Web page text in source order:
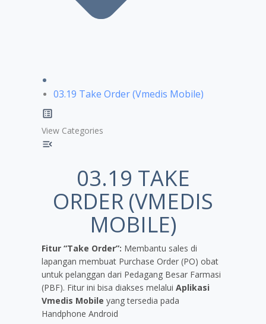
03.19 Take Order (Vmedis Mobile)
View Categories
03.19 TAKE
ORDER (VMEDIS
MOBILE)
Fitur “Take Order”: Membantu sales di
lapangan membuat Purchase Order (PO) obat
untuk pelanggan dari Pedagang Besar Farmasi
(PBF). Fitur ini bisa diakses melalui Aplikasi
Vmedis Mobile yang tersedia pada
Handphone Android